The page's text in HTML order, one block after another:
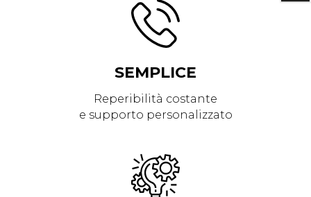
SEMPLICE
Reperibilità costante
e supporto personalizzato